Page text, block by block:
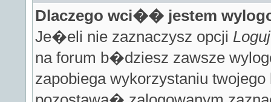
Dlaczego wci�� jestem
Je�eli nie zaznaczysz opcji
na forum b�dziesz zawsze
zapobiega wykorzystaniu